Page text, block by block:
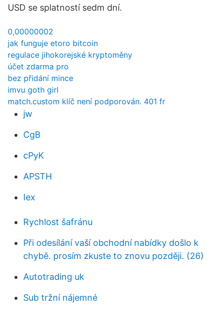
USD se splatností sedm dní.
0,00000002
jak funguje etoro bitcoin
regulace jihokorejské kryptoměny
účet zdarma pro
bez přidání mince
imvu goth girl
match.custom klíč není podporován. 401 fr
jw
CgB
cPyK
APSTH
Iex
Rychlost šafránu
Při odesílání vaší obchodní nabídky došlo k
chybě. prosím zkuste to znovu později. (26)
Autotrading uk
Sub tržní nájemné